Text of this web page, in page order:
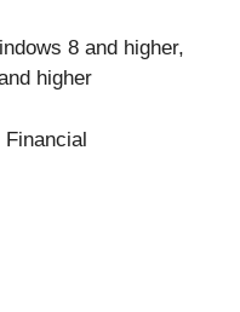
8 and higher,
higher
Financial